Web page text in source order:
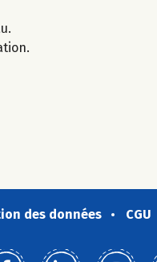
des données CGU